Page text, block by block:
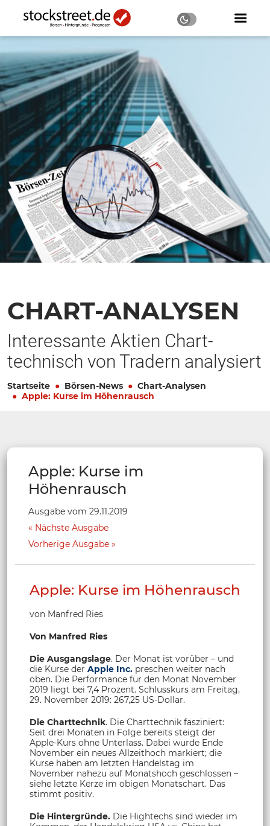
CHART-ANALYSEN
Interessante Aktien Chart-
technisch von Tradern analysiert
Startseite Börsen-News
Chart-Analysen
Apple: Kurse im Höhenrausch
Apple: Kurse im
Höhenrausch
Ausgabe vom 29.11.2019
Nächste Ausgabe
Vorherige Ausgabe
Apple: Kurse im Höhenrausch
von Manfred Ries
Von Manfred Ries
Die Ausgangslage. Der Monat ist vorüber – und
die Kurse der Apple Inc. preschen weiter nach
oben. Die Performance für den Monat November
2019 liegt bei 7,4 Prozent. Schlusskurs am Freitag,
29. November 2019: 267,25 US-Dollar.
Die Charttechnik. Die Charttechnik fasziniert:
Seit drei Monaten in Folge bereits steigt der
Apple-Kurs ohne Unterlass. Dabei wurde Ende
November ein neues Allzeithoch markiert; die
Kurse haben am letzten Handelstag im
November nahezu auf Monatshoch geschlossen –
siehe letzte Kerze im obigen Monatschart. Das
stimmt positiv.
Die Hintergründe. Die Hightechs sind wieder im